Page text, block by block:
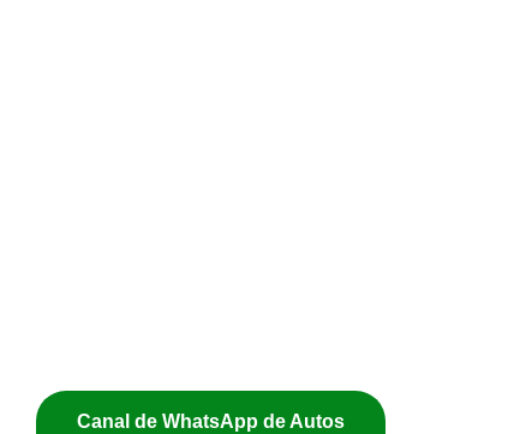
Canal de WhatsApp de Autos